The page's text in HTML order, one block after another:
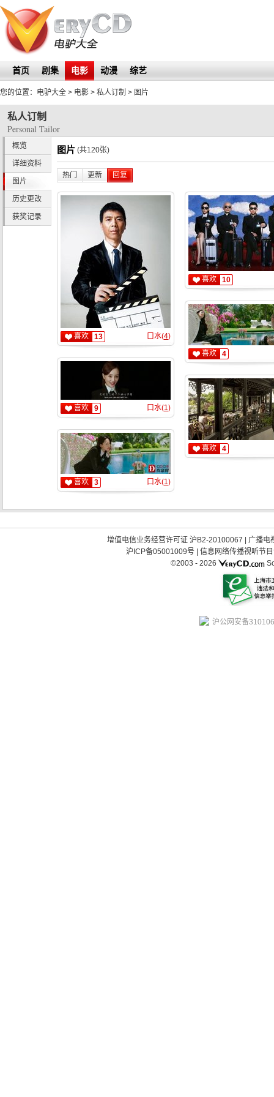
首页 剧集 电影 动漫 综艺
您的位置： 电驴大全 > 电影 > 私人订制 > 图片
私人订制
Personal Tailor
概览
详细资料
图片
历史更改
获奖记录
图片 (共120张)
热门 更新 回复
喜欢 13 口水(4)
喜欢 9 口水(1)
喜欢 3 口水(1)
喜欢 10
喜欢 4
喜欢 4
增值电信业务经营许可证 沪B2-20100067
广播电
沪ICP备05001009号| 信息网络传播视听节
©2003 - 2026
沪公网安备